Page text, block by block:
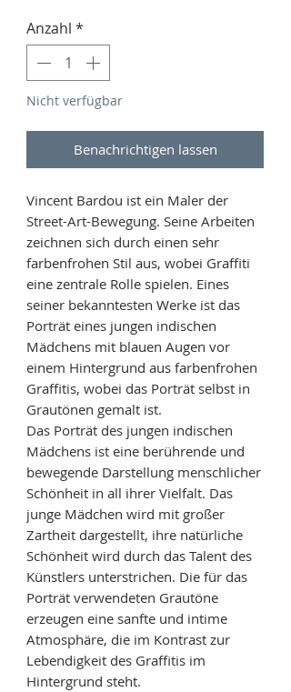
Anzahl *
Nicht verfügbar
Benachrichtigen lassen
Vincent Bardou ist ein Maler der
Street-Art-Bewegung. Seine Arbeiten
zeichnen sich durch einen sehr
farbenfrohen Stil aus, wobei Graffiti
eine zentrale Rolle spielen. Eines
seiner bekanntesten Werke ist das
Porträt eines jungen indischen
Mädchens mit blauen Augen vor
einem Hintergrund aus farbenfrohen
Graffitis, wobei das Porträt selbst in
Grautönen gemalt ist.
Das Porträt des jungen indischen
Mädchens ist eine berührende und
bewegende Darstellung menschlicher
Schönheit in all ihrer Vielfalt. Das
junge Mädchen wird mit großer
Zartheit dargestellt, ihre natürliche
Schönheit wird durch das Talent des
Künstlers unterstrichen. Die für das
Porträt verwendeten Grautöne
erzeugen eine sanfte und intime
Atmosphäre, die im Kontrast zur
Lebendigkeit des Graffitis im
Hintergrund steht.